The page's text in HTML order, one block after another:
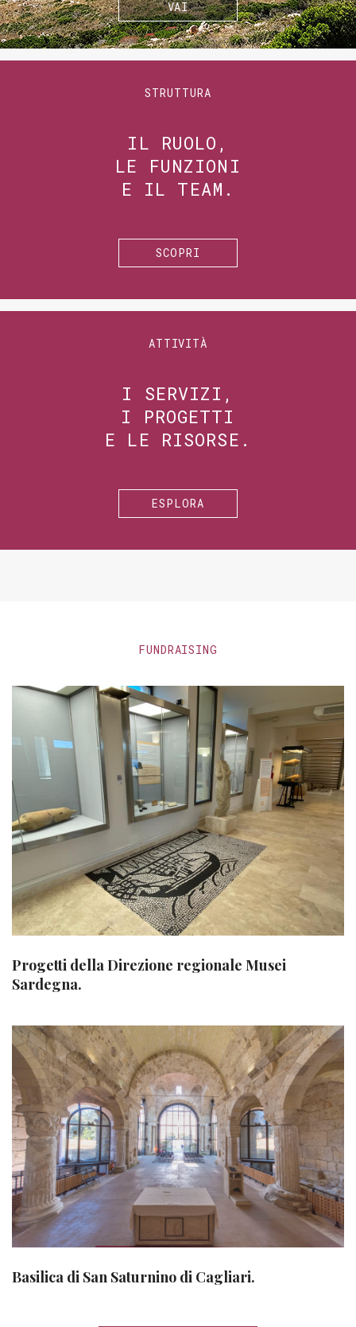
VAI
STRUTTURA
IL RUOLO,
LE FUNZIONI
E IL TEAM.
SCOPRI
ATTIVITÀ
I SERVIZI,
I PROGETTI
E LE RISORSE.
ESPLORA
FUNDRAISING
Progetti della Direzione regionale Musei
Sardegna.
Basilica di San Saturnino di Cagliari.